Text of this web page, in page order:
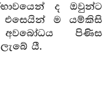
ද ඔවුන්ට
එසෙයින් ම යම්කිසි
අවබෝධය පිණිස
යී.